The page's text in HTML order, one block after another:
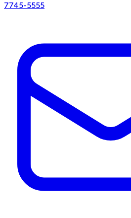
7745-5555